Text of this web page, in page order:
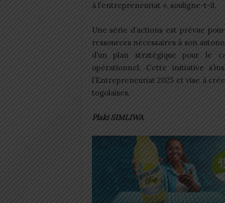
à l’entrepreneuriat », souligne-t-il.
Une série d’actions est prévue
ressources nécessaires à son
d’un plan stratégique pour le
opérationnel. Cette initiative
l’Entrepreneuriat 2025 et vise à
togolaises.
Plaki SIMLIWA